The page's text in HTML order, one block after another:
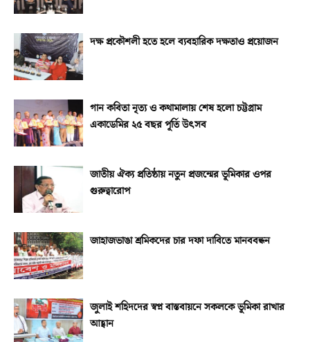
দক্ষ প্রকৌশলী হতে হলে ব্যবহারিক দক্ষতাও প্রয়োজন
গান কবিতা নৃত্য ও কথামালায় শেষ হলো চট্টগ্রাম
একাডেমির ২৫ বছর পূর্তি উৎসব
জাতীয় ঐক্য প্রতিষ্ঠায় নতুন প্রজন্মের ভূমিকার ওপর
গুরুত্বারোপ
জাহাজভাঙা শ্রমিকদের চার দফা দাবিতে মানববন্ধন
জুলাই শহিদদের স্বপ্ন বাস্তবায়নে সকলকে ভূমিকা রাখার
আহ্বান